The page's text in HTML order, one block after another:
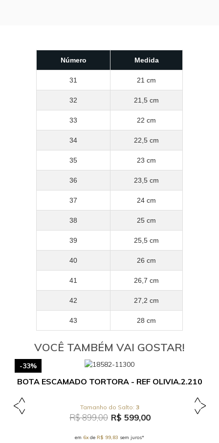
Número Medida
31 21 cm
32 21,5 cm
33 22 cm
34 22,5 cm
35 23 cm
36 23,5 cm
37 24 cm
38 25 cm
39 25,5 cm
40 26 cm
41 26,7 cm
42 27,2 cm
43 28 cm
VOCÊ TAMBÉM VAI GOSTAR!
-33%
BOTA ESCAMADO TORTORA - REF OLIVIA.2.210
3
R$ 899,00 R$ 599,00
em 6xde R$ 99,83 sem juros*